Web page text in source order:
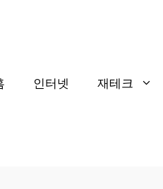
인터넷 재테크